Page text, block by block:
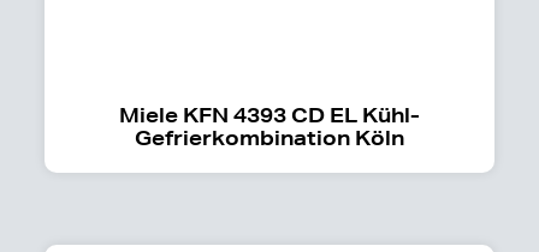
Miele KFN 4393 CD EL Kühl-
Gefrierkombination Köln